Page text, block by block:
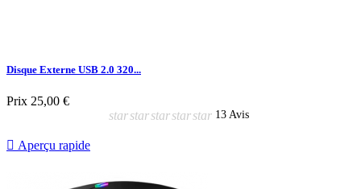
Disque Externe USB 2.0 320...
Prix 25,00 €
starstarstarstarstar 13 Avis
 Aperçu rapide